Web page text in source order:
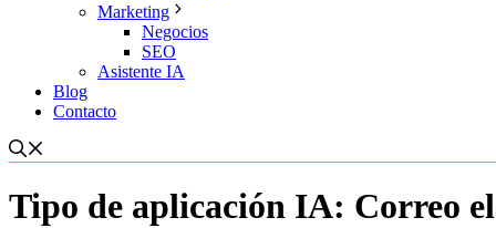
Marketing
Negocios
SEO
Asistente IA
Blog
Contacto
Tipo de aplicación IA: Correo